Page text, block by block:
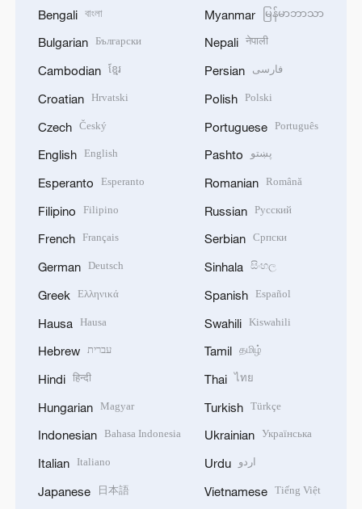
Bengali বাংলা
Bulgarian Български
Cambodian ខ្មែរ
Croatian Hrvatski
Czech Český
English English
Esperanto Esperanto
Filipino Filipino
French Français
German Deutsch
Greek Ελληνικά
Hausa Hausa
Hebrew עברית
Hindi हिन्दी
Hungarian Magyar
Indonesian Bahasa Indonesia
Italian Italiano
Japanese 日本語
Myanmar မြန်မာဘာသာ
Nepali नेपाली
Persian فارسی
Polish Polski
Portuguese Português
Pashto پښتو
Romanian Română
Russian Русский
Serbian Српски
Sinhala සිංහල
Spanish Español
Swahili Kiswahili
Tamil தமிழ்
Thai ไทย
Turkish Türkçe
Ukrainian Українська
Urdu اردو
Vietnamese Tiếng Việt